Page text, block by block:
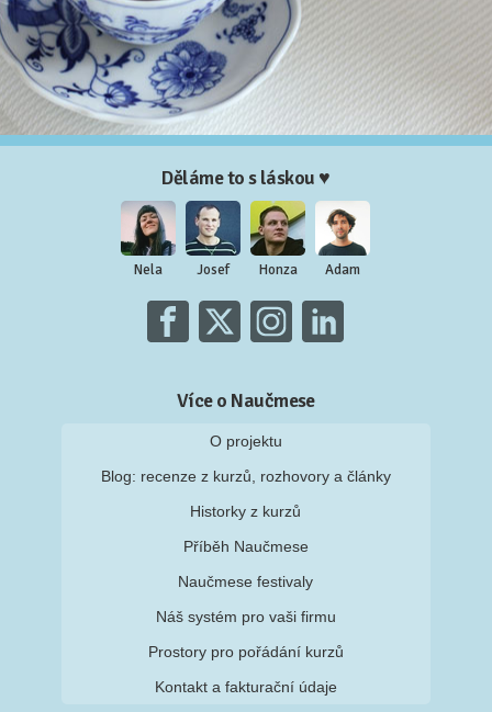
Děláme to s láskou ♥
Nela Josef Honza Adam
Více o Naučmese
O projektu
Blog: recenze z kurzů, rozhovory a články
Historky z kurzů
Příběh Naučmese
Naučmese festivaly
Náš systém pro vaši firmu
Prostory pro pořádání kurzů
Kontakt a fakturační údaje